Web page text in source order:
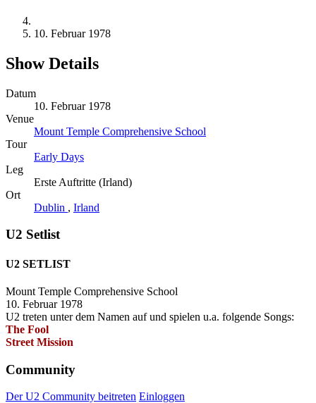
10. Februar 1978
Show Details
Datum
10. Februar 1978
Venue
Mount Temple Comprehensive School
Tour
Early Days
Leg
Erste Auftritte (Irland)
Ort
Dublin , Irland
U2 Setlist
U2 SETLIST
Mount Temple Comprehensive School
10. Februar 1978
U2 treten unter dem Namen auf und spielen u.a. folgende Songs:
The Fool
Street Mission
Community
Der U2 Community beitreten Einloggen